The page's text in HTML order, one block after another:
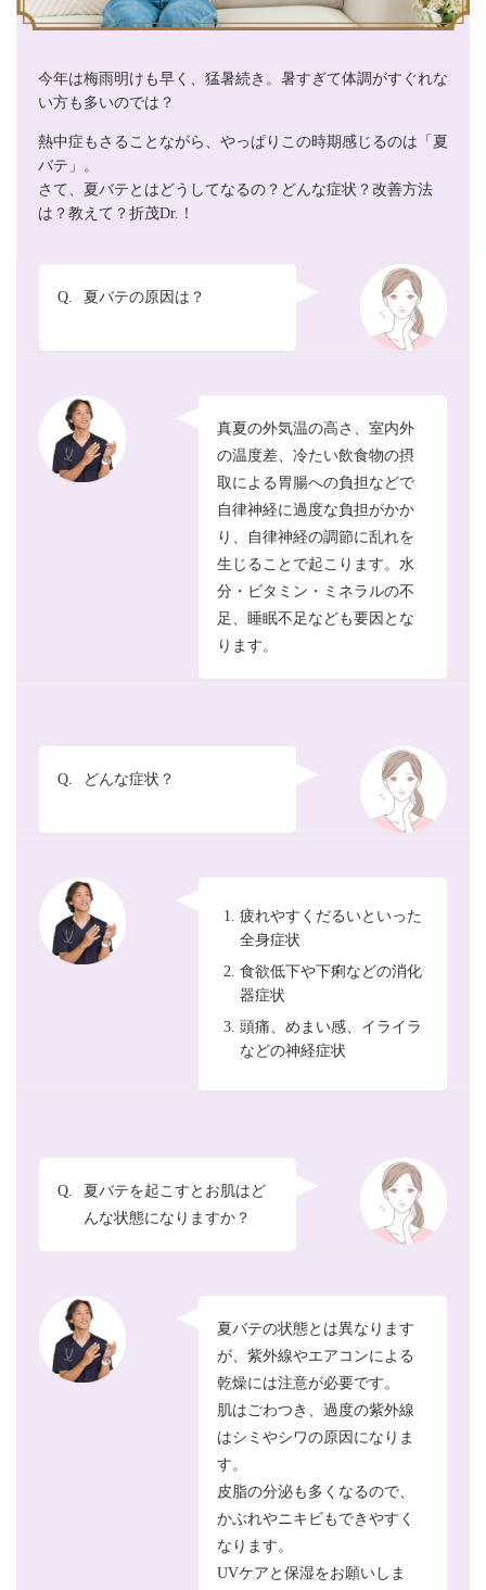
今年は梅雨明けも早く、猛暑続き。暑すぎて体調がすぐれな
い方も多いのでは？
熱中症もさることながら、やっぱりこの時期感じるのは「夏
バテ」。
さて、夏バテとはどうしてなるの？どんな症状？改善方法
は？教えて？折茂Dr.！
Q. 夏バテの原因は？
真夏の外気温の高さ、室内外
の温度差、冷たい飲食物の摂
取による胃腸への負担などで
自律神経に過度な負担がかか
り、自律神経の調節に乱れを
生じることで起こります。水
分・ビタミン・ミネラルの不
足、睡眠不足なども要因とな
ります。
Q. どんな症状？
疲れやすくだるいといった
全身症状
食欲低下や下痢などの消化
器症状
頭痛、めまい感、イライラ
などの神経症状
Q.
夏バテを起こすとお肌はど
んな状態になりますか？
夏バテの状態とは異なります
が、紫外線やエアコンによる
乾燥には注意が必要です。
肌はごわつき、過度の紫外線
はシミやシワの原因になりま
す。
皮脂の分泌も多くなるので、
かぶれやニキビもできやすく
なります。
UVケアと保湿をお願いしま